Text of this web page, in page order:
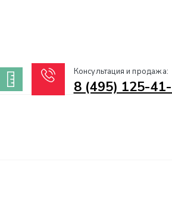
Консультация и продажа:
8 (495) 125-